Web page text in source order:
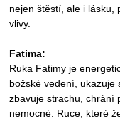
nejen štěstí, ale i lásku,
vlivy.
Fatima:
Ruka Fatimy je
božské vedení, ukazuje
zbavuje strachu, chrání
nemocné. Ruce, které